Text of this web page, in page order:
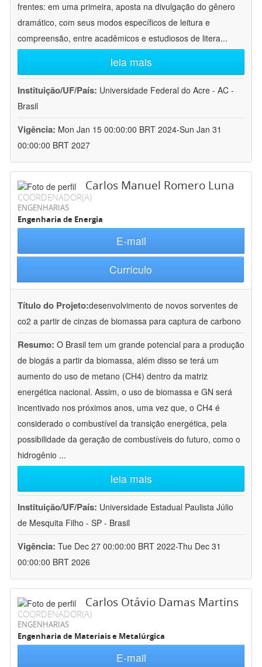
frentes: em uma primeira, aposta na divulgação do gênero
dramático, com seus modos específicos de leitura e
compreensão, entre acadêmicos e estudiosos de litera...
leia mais
Instituição/UF/País: Universidade Federal do Acre - AC -
Brasil
Vigência: Mon Jan 15 00:00:00 BRT 2024-Sun Jan 31
00:00:00 BRT 2027
Carlos Manuel Romero Luna
COORDENADOR(A)
ENGENHARIAS
Engenharia de Energia
E-mail
Currículo
Título do Projeto:desenvolvimento de novos sorventes de
co2 a partir de cinzas de biomassa para captura de carbono
Resumo: O Brasil tem um grande potencial para a produção
de biogás a partir da biomassa, além disso se terá um
aumento do uso de metano (CH4) dentro da matriz
energética nacional. Assim, o uso de biomassa e GN será
incentivado nos próximos anos, uma vez que, o CH4 é
considerado o combustível da transição energética, pela
possibilidade da geração de combustíveis do futuro, como o
hidrogênio ...
leia mais
Instituição/UF/País: Universidade Estadual Paulista Júlio
de Mesquita Filho - SP - Brasil
Vigência: Tue Dec 27 00:00:00 BRT 2022-Thu Dec 31
00:00:00 BRT 2026
Carlos Otávio Damas Martins
COORDENADOR(A)
ENGENHARIAS
Engenharia de Materiais e Metalúrgica
E-mail